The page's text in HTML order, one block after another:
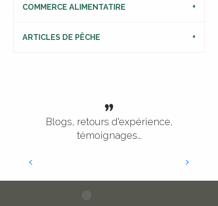
COMMERCE ALIMENTATIRE
ARTICLES DE PÊCHE
Blogs, retours d'expérience,
témoignages...
Visiter Rocamadour, le gouffre de
Fox and Fire